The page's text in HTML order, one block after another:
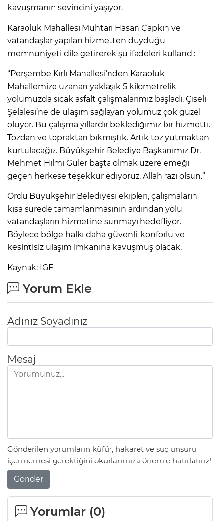
kavuşmanın sevincini yaşıyor.
Karaoluk Mahallesi Muhtarı Hasan Çapkın ve
vatandaşlar yapılan hizmetten duyduğu
memnuniyeti dile getirerek şu ifadeleri kullandı:
“Perşembe Kırlı Mahallesi’nden Karaoluk
Mahallemize uzanan yaklaşık 5 kilometrelik
yolumuzda sıcak asfalt çalışmalarımız başladı. Çiseli
Şelalesi’ne de ulaşım sağlayan yolumuz çok güzel
oluyor. Bu çalışma yıllardır beklediğimiz bir hizmetti.
Tozdan ve topraktan bıkmıştık. Artık toz yutmaktan
kurtulacağız. Büyükşehir Belediye Başkanımız Dr.
Mehmet Hilmi Güler başta olmak üzere emeği
geçen herkese teşekkür ediyoruz. Allah razı olsun.”
Ordu Büyükşehir Belediyesi ekipleri, çalışmaların
kısa sürede tamamlanmasının ardından yolu
vatandaşların hizmetine sunmayı hedefliyor.
Böylece bölge halkı daha güvenli, konforlu ve
kesintisiz ulaşım imkanına kavuşmuş olacak.
Kaynak: IGF
Yorum Ekle
Adınız Soyadınız
Mesaj
Gönderilen yorumların küfür, hakaret ve suç unsuru
içermemesi gerektiğini okurlarımıza önemle hatırlatırız!
Gönder
Yorumlar (0)